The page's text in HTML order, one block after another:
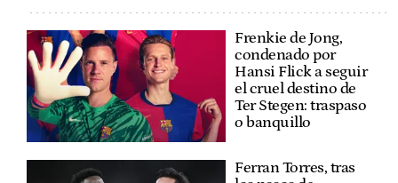
Frenkie de Jong,
condenado por
Hansi Flick a seguir
el cruel destino de
Ter Stegen: traspaso
o banquillo
Ferran Torres, tras